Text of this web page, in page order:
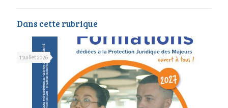
Dans cette rubrique
1 juillet 2026